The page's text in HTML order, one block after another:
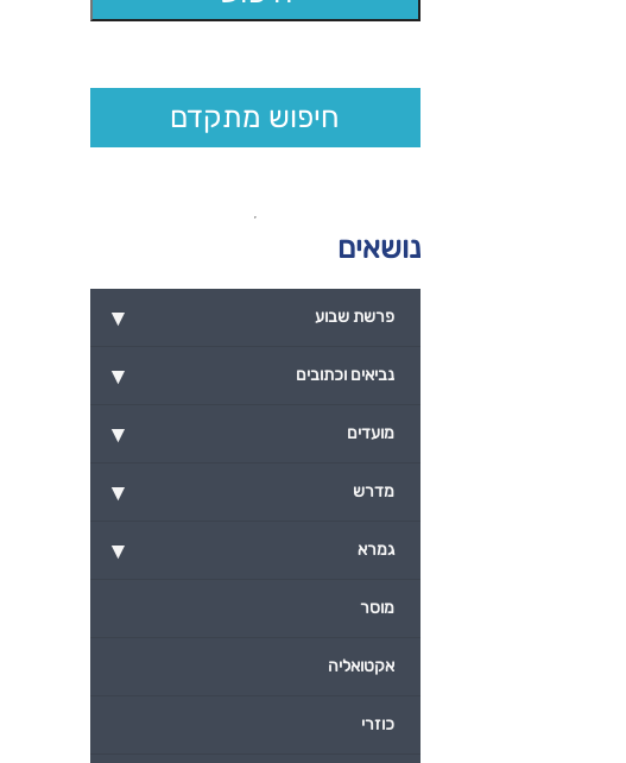
חיפוש מתקדם
נושאים
▾ פרשת שבוע
▾ נביאים וכתובים
▾ מועדים
▾ מדרש
▾ גמרא
מוסר
אקטואליה
כוזרי